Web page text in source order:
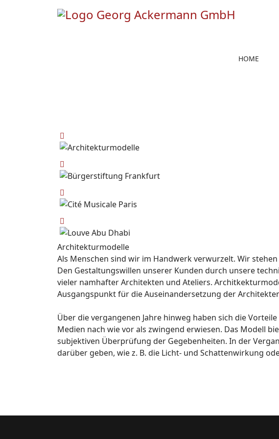
HOME
Architekturmodelle
Als Menschen sind wir im Handwerk verwurzelt. Wir
Den Gestaltungswillen unserer Kunden durch unsere
vieler namhafter Architekten und Ateliers.
Ausgangspunkt für die Auseinandersetzung der
Über die vergangenen Jahre hinweg haben sich die
Medien nach wie vor als zwingend erwiesen. Das Modell
subjektiven Überprüfung der Gegebenheiten. In der
darüber geben, wie z. B. die Licht- und Schattenwirkung